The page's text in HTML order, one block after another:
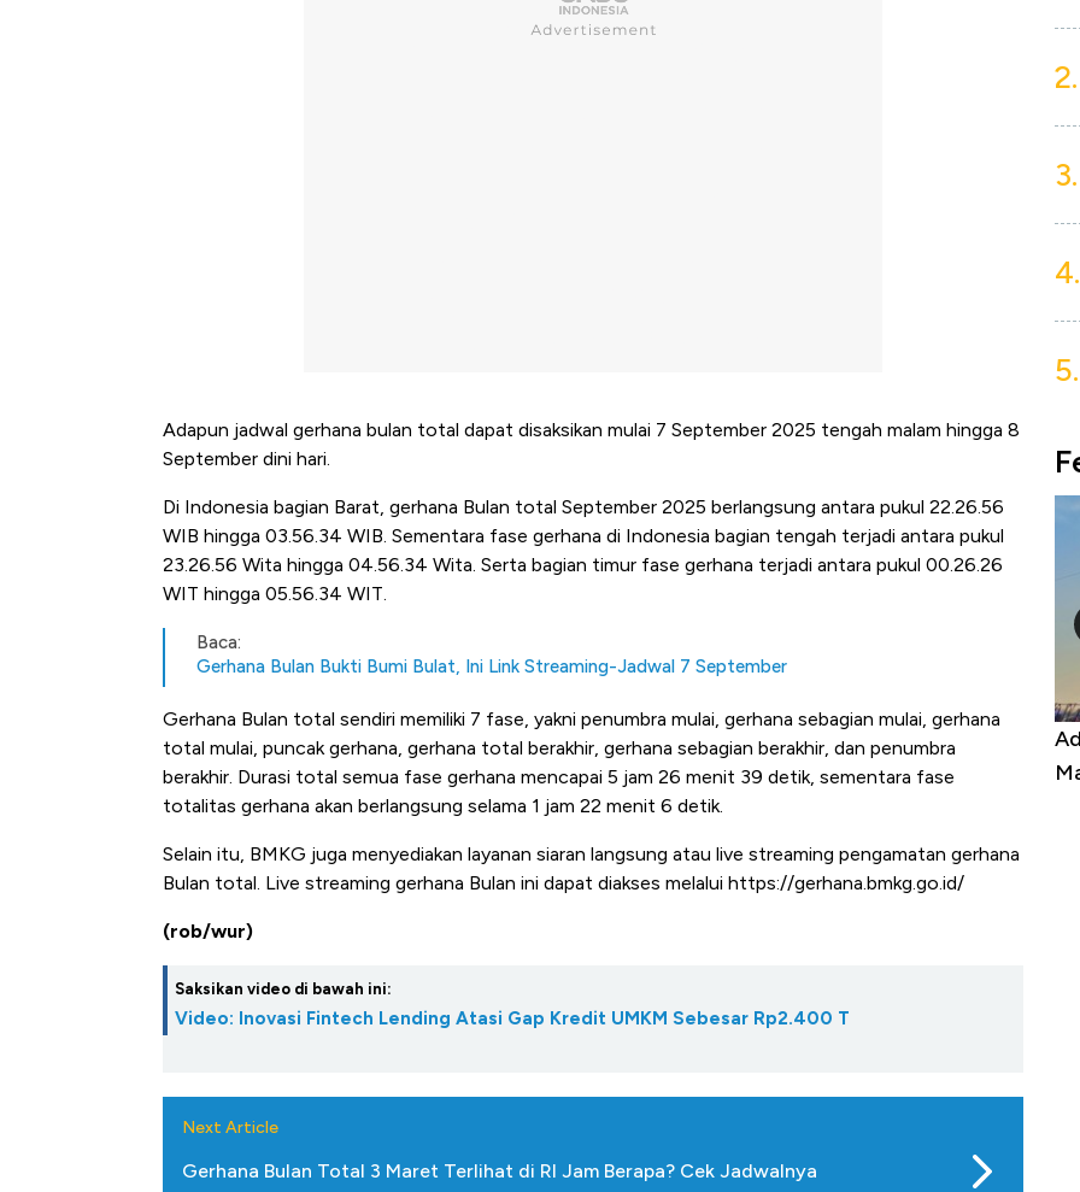
Adapun jadwal gerhana bulan total dapat disaksikan mulai 7 September 2025 tengah malam hingga 8
September dini hari.
Di Indonesia bagian Barat, gerhana Bulan total September 2025 berlangsung antara pukul 22.26.56
WIB hingga 03.56.34 WIB. Sementara fase gerhana di Indonesia bagian tengah terjadi antara pukul
23.26.56 Wita hingga 04.56.34 Wita. Serta bagian timur fase gerhana terjadi antara pukul 00.26.26
WIT hingga 05.56.34 WIT.
Baca:
Gerhana Bulan Bukti Bumi Bulat, Ini Link Streaming-Jadwal 7 September
Gerhana Bulan total sendiri memiliki 7 fase, yakni penumbra mulai, gerhana sebagian mulai, gerhana
total mulai, puncak gerhana, gerhana total berakhir, gerhana sebagian berakhir, dan penumbra
berakhir. Durasi total semua fase gerhana mencapai 5 jam 26 menit 39 detik, sementara fase
totalitas gerhana akan berlangsung selama 1 jam 22 menit 6 detik.
Selain itu, BMKG juga menyediakan layanan siaran langsung atau live streaming pengamatan gerhana
Bulan total. Live streaming gerhana Bulan ini dapat diakses melalui https://gerhana.bmkg.go.id/
(rob/wur)
Saksikan video di bawah ini:
Video: Inovasi Fintech Lending Atasi Gap Kredit UMKM Sebesar Rp2.400 T
Next Article
Gerhana Bulan Total 3 Maret Terlihat di RI Jam Berapa? Cek Jadwalnya
2.
3.
4.
5.
Kongo Tutup Keran Ekspor, Harga
Tembaga Terbang ke Zona Berbahaya